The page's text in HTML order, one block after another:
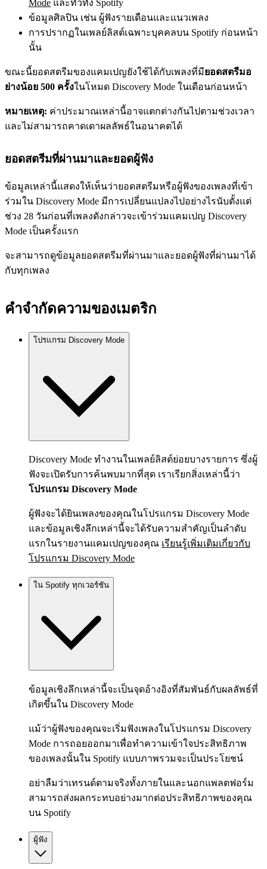
Mode และทั่วทั้ง Spotify
ข้อมูลศิลปิน เช่น ผู้ฟังรายเดือนและแนวเพลง
การปรากฏในเพลย์ลิสต์เฉพาะบุคคลบน Spotify ก่อนหน้า
นั้น
ขณะนี้ยอดสตรีมของแคมเปญยังใช้ได้กับเพลงที่มียอดสตรีมอ
ย่างน้อย 500 ครั้งในโหมด Discovery Mode ในเดือนก่อนหน้า
หมายเหตุ: ค่าประมาณเหล่านี้อาจแตกต่างกันไปตามช่วงเวลา
และไม่สามารถคาดเดาผลลัพธ์ในอนาคตได้
ยอดสตรีมที่ผ่านมาและยอดผู้ฟัง
ข้อมูลเหล่านี้แสดงให้เห็นว่ายอดสตรีมหรือผู้ฟังของเพลงที่เข้า
ร่วมใน Discovery Mode มีการเปลี่ยนแปลงไปอย่างไรนับตั้งแต่
ช่วง 28 วันก่อนที่เพลงดังกล่าวจะเข้าร่วมแคมเปญ Discovery
Mode เป็นครั้งแรก
จะสามารถดูข้อมูลยอดสตรีมที่ผ่านมาและยอดผู้ฟังที่ผ่านมาได้
กับทุกเพลง
คำจำกัดความของเมตริก
โปรแกรม Discovery Mode
Discovery Mode ทำงานในเพลย์ลิสต์ย่อยบางรายการ ซึ่งผู้
ฟังจะเปิดรับการค้นพบมากที่สุด เราเรียกสิ่งเหล่านี้ว่า
โปรแกรม Discovery Mode
ผู้ฟังจะได้ยินเพลงของคุณในโปรแกรม Discovery Mode
และข้อมูลเชิงลึกเหล่านี้จะได้รับความสำคัญเป็นลำดับ
แรกในรายงานแคมเปญของคุณ เรียนรู้เพิ่มเติมเกี่ยวกับ
โปรแกรม Discovery Mode
ใน Spotify ทุกเวอร์ชัน
ข้อมูลเชิงลึกเหล่านี้จะเป็นจุดอ้างอิงที่สัมพันธ์กับผลลัพธ์ที่
เกิดขึ้นใน Discovery Mode
แม้ว่าผู้ฟังของคุณจะเริ่มฟังเพลงในโปรแกรม Discovery
Mode การถอยออกมาเพื่อทำความเข้าใจประสิทธิภาพ
ของเพลงนั้นใน Spotify แบบภาพรวมจะเป็นประโยชน์
อย่าลืมว่าเทรนด์ตามจริงทั้งภายในและนอกแพลตฟอร์ม
สามารถส่งผลกระทบอย่างมากต่อประสิทธิภาพของคุณ
บน Spotify
ผู้ฟัง